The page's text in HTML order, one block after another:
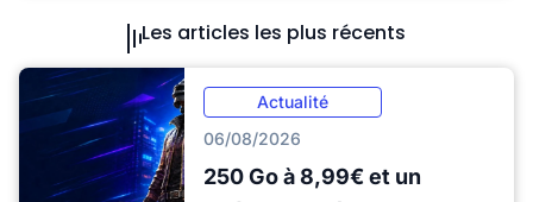
Les articles les plus récents
Actualité
06/08/2026
250 Go à 8,99€ et un